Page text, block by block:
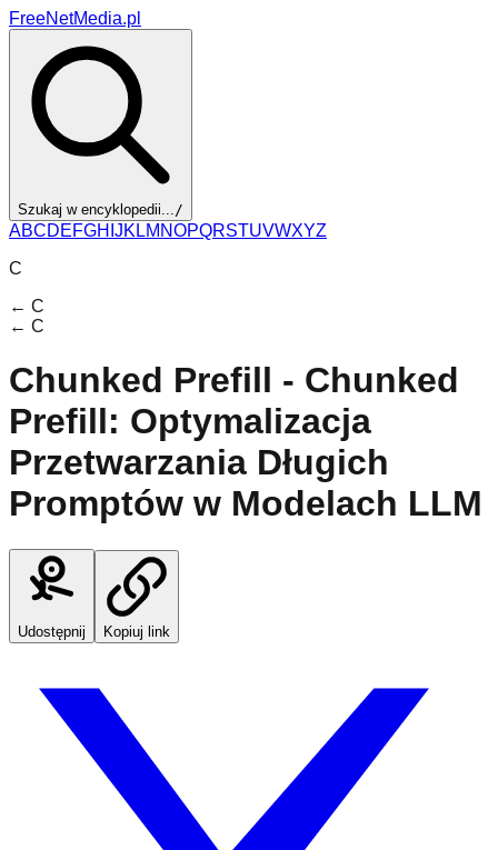
FreeNetMedia.pl
Szukaj w encyklopedii.../
ABCDEFGH JK LM NOPQRSTUVWXYZ
C
← C
← C
Chunked Prefill - Chunked
Prefill: Optymalizacja
Przetwarzania Długich
Promptów w Modelach LLM
Udostępnij Kopiuj link